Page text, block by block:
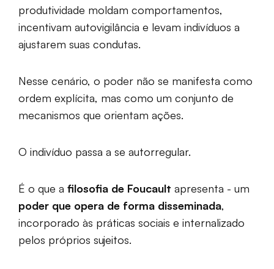
produtividade moldam comportamentos,
incentivam autovigilância e levam indivíduos a
ajustarem suas condutas.
Nesse cenário, o poder não se manifesta como
ordem explícita, mas como um conjunto de
mecanismos que orientam ações.
O indivíduo passa a se autorregular.
É o que a filosofia de Foucault apresenta - um
poder que opera de forma disseminada,
incorporado às práticas sociais e internalizado
pelos próprios sujeitos.